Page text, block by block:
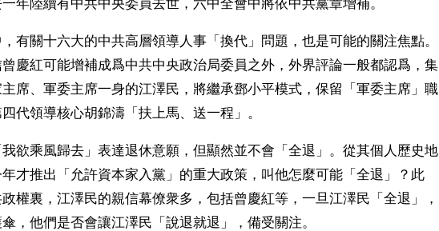
年陸續有中共中央委員去世，六中全會中將依中共黨章增補。
有關十六大的中共高層領導人事「換代」問題，也是可能的關注焦點。
慶紅可能增補成爲中共中央政治局委員之外，外界評論一般都認爲，集
席、軍委主席一身的江澤民，將繼承鄧小平模式，保留「軍委主席」職
代領導核心胡錦濤「扶上馬、送一程」。
欲乘風歸去」表達退休意願，但顯然並不會「全退」。從其個人歷史地
才推出「允許資本家入黨」的重大政策，叫他怎麼可能「全退」？此
權裏，江澤民的親信幕僚衆多，包括曾慶紅等，一旦江澤民「全退」，
，他們是否會讓江澤民「說退就退」，備受關注。